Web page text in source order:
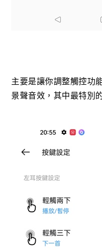
主要是讓你調整觸控功
景聲音效，其中最特別